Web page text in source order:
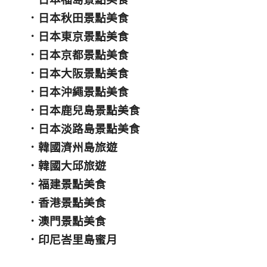
． 日本秋田景點美食
． 日本東京景點美食
． 日本京都景點美食
． 日本大阪景點美食
． 日本沖繩景點美食
． 日本鹿兒島景點美食
． 日本淡路島景點美食
．韓國濟州島旅遊
．韓國大邱旅遊
．福建景點美食
．香港景點美食
．澳門景點美食
． 印尼峇里島蜜月